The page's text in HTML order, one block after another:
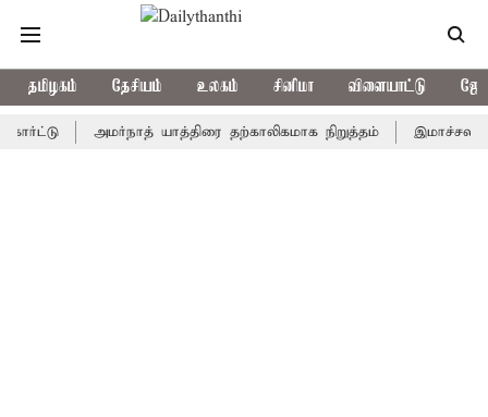
தமிழகம் தேசியம் உலகம் சினிமா விளையாட்டு
அமர்நாத் யாத்திரை தற்காலிகமாக நிறுத்தம் இமாச்சலத்தில்